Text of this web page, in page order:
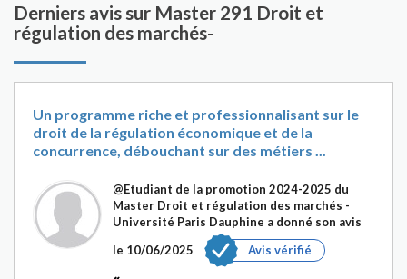
Derniers avis sur Master 291 Droit et
régulation des marchés-
Un programme riche et professionnalisant sur le
droit de la régulation économique et de la
concurrence, débouchant sur des métiers ...
@Etudiant de la promotion 2024-2025 du
Master Droit et régulation des marchés -
Université Paris Dauphine a donné son avis
le 10/06/2025
Avis vérifié